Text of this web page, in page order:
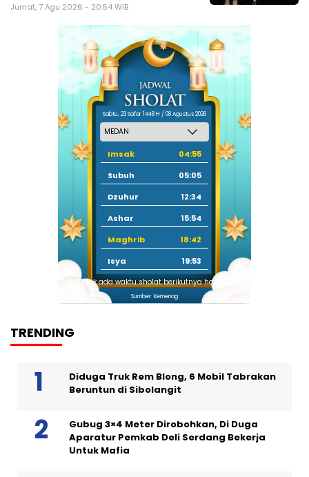
Jumat, 7 Agu 2026 - 20:54 WIB
Sabtu, 23 Safar 1448 H / 08 Agustus 2026
Imsak
04:55
Subuh
05:05
Dzuhur
12:34
Ashar
15:54
Maghrib
18:42
Isya
19:53
Tidak ada waktu sholat berikutnya hari ini.
Sumber: Kemenag
TRENDING
Diduga Truk Rem Blong, 6 Mobil Tabrakan
Beruntun di Sibolangit
Gubug 3×4 Meter Dirobohkan, Di Duga
Aparatur Pemkab Deli Serdang Bekerja
Untuk Mafia